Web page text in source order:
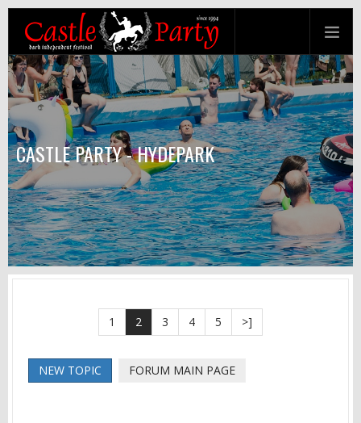
CASTLE PARTY - HYDEPARK
1 2 3 4 5 >]
NEW TOPIC FORUM MAIN PAGE